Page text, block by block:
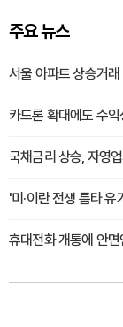
주요 뉴스
서울 아파트 상승거
카드론 확대에도 수
국채금리 상승, 자영
'미·이란 전쟁 틈타
휴대전화 개통에 안